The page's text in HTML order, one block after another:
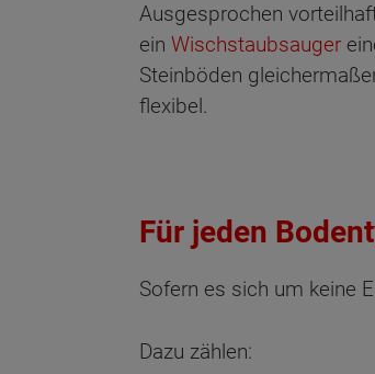
Ausgesprochen
ein Wischstaubsauger
Steinböden
flexibel.
Für jeden
Sofern es sich um keine
Dazu zählen: